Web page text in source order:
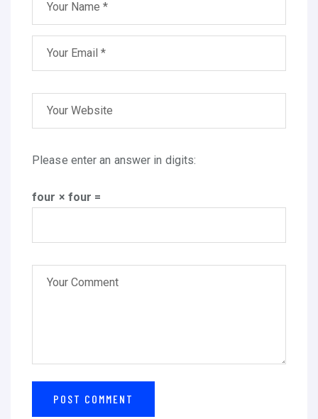
Please enter an answer in digits:
four × four =